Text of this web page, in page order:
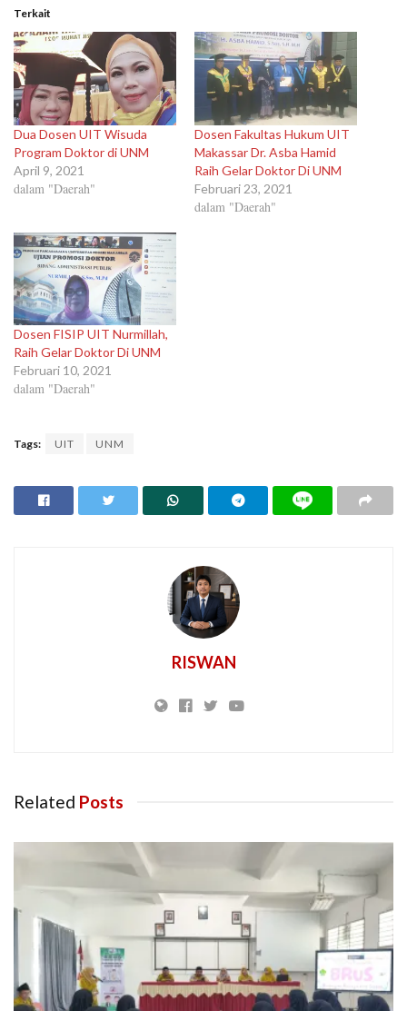
Terkait
Dua Dosen UIT Wisuda
Program Doktor di UNM
April 9, 2021
dalam "Daerah"
Dosen Fakultas Hukum UIT
Makassar Dr. Asba Hamid
Raih Gelar Doktor Di UNM
Februari 23, 2021
dalam "Daerah"
Dosen FISIP UIT Nurmillah,
Raih Gelar Doktor Di UNM
Februari 10, 2021
dalam "Daerah"
Tags: UIT UNM
RISWAN
Related Posts